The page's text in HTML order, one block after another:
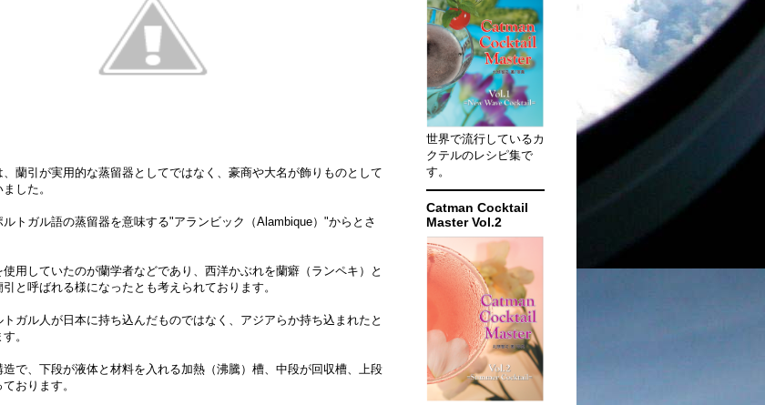
蘭引が実用的な蒸留器としてではなく、豪商や大名が飾りものとして
した。
トガル語の蒸留器を意味する"アランビック（Alambique）"からとさ
使用していたのが蘭学者などであり、西洋かぶれを蘭癖（ランペキ）と
と呼ばれる様になったとも考えられております。
ガル人が日本に持ち込んだものではなく、アジアらか持ち込まれたと
。
で、下段が液体と材料を入れる加熱（沸騰）槽、中段が回収槽、上段
おります。
世界で流行しているカ
クテルのレシピ集で
す。
Catman Cocktail
Master Vol.2